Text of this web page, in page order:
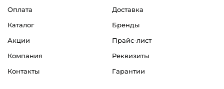
Оплата
Доставка
Каталог
Бренды
Акции
Прайс-лист
Компания
Реквизиты
Контакты
Гарантии